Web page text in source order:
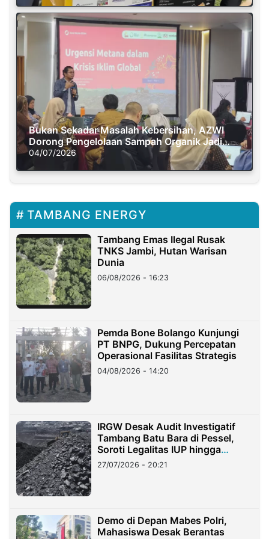
Bukan Sekadar Masalah Kebersihan, AZWI
Dorong Pengelolaan Sampah Organik Jadi
Solusi Krisis Iklim
04/07/2026
TAMBANG ENERGY
Tambang Emas Ilegal Rusak
TNKS Jambi, Hutan Warisan
Dunia
06/08/2026 - 16:23
Pemda Bone Bolango Kunjungi
PT BNPG, Dukung Percepatan
Operasional Fasilitas Strategis
04/08/2026 - 14:20
IRGW Desak Audit Investigatif
Tambang Batu Bara di Pessel,
Soroti Legalitas IUP hingga
Stockpile
27/07/2026 - 20:21
Demo di Depan Mabes Polri,
Mahasiswa Desak Berantas